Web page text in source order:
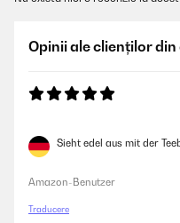
Opinii ale clienților
Sieht edel aus mit der
Amazon-Benutzer
Traducere